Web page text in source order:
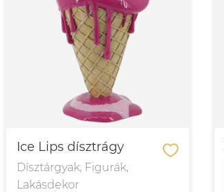
Ice Lips dísztrágy
Dísztárgyak, Figurák,
Lakásdekor